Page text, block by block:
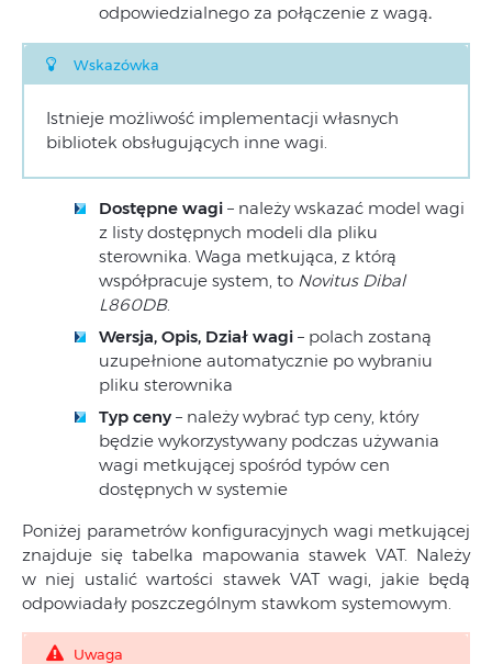
odpowiedzialnego za połączenie z wagą.
Wskazówka
Istnieje możliwość implementacji własnych
bibliotek obsługujących inne wagi.
Dostępne wagi – należy wskazać model wagi
z listy dostępnych modeli dla pliku
sterownika. Waga metkująca, z którą
współpracuje system, to Novitus Dibal
L860DB.
Wersja, Opis, Dział wagi – polach zostaną
uzupełnione automatycznie po wybraniu
pliku sterownika
Typ ceny – należy wybrać typ ceny, który
będzie wykorzystywany podczas używania
wagi metkującej spośród typów cen
dostępnych w systemie
Poniżej parametrów konfiguracyjnych wagi metkującej
znajduje się tabelka mapowania stawek VAT. Należy
w niej ustalić wartości stawek VAT wagi, jakie będą
odpowiadały poszczególnym stawkom systemowym.
Uwaga